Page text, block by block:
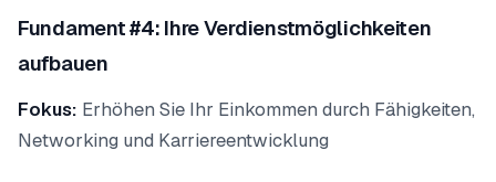
Fundament #4: Ihre Verdienstmöglichkeiten
aufbauen
Fokus: Erhöhen Sie Ihr Einkommen durch Fähigkeiten,
Networking und Karriereentwicklung